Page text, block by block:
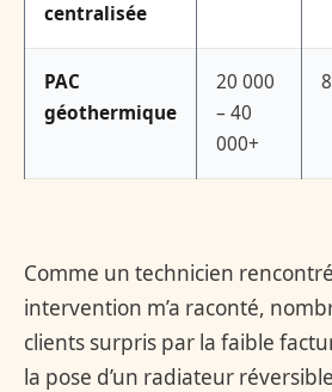
centralisée
PAC
géothermique
20 000
– 40
000+
Comme un technicien
intervention m’a raconté,
clients surpris par la faible
la pose d’un radiateur